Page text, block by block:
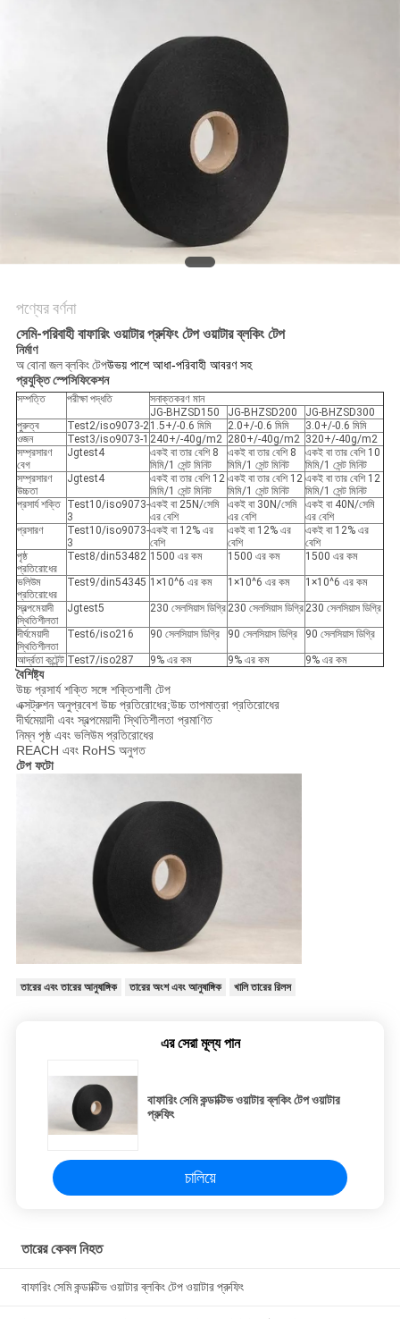
পণ্যের বর্ণনা
সেমি-পরিবাহী বাফারিং ওয়াটার প্রুফিং টেপ ওয়াটার ব্লকিং টেপ
নির্মাণ
অ বোনা জল ব্লকিং টেপউভয় পাশে আধা-পরিবাহী আবরণ সহ
প্রযুক্তি স্পেসিফিকেশন
সম্পত্তি পরীক্ষা পদ্ধতি
সনাক্তকরণ মান
JG-BHZSD150
JG-BHZSD200
JG-BHZSD300
পুরুত্ব
Test2/iso9073-21.5+/-0.6 মিমি 2.0+/-0.6 মিমি
3.0+/-0.6 মিমি
ওজন
Test3/iso9073-1 240+/-40g/m2 280+/-40g/m2 320+/-40g/m2
সম্প্রসারণ
বেগ
Jgtest4
একই বা তার বেশি 8
মিমি/1 সেন্ট মিনিট
একই বা তার বেশি 8
মিমি/1 সেন্ট মিনিট
একই বা তার বেশি 10
মিমি/1 সেন্ট মিনিট
সম্প্রসারণ
উচ্চতা
Jgtest4
একই বা তার বেশি 12
মিমি/1 সেন্ট মিনিট
একই বা তার বেশি 12
মিমি/1 সেন্ট মিনিট
একই বা তার বেশি 12
মিমি/1 সেন্ট মিনিট
প্রসার্য শক্তি Test10/iso9073-
3
একই বা 25N/সেমি
এর বেশি
একই বা 30N/সেমি
এর বেশি
একই বা 40N/সেমি
এর বেশি
প্রসারণ
Test10/iso9073-
3
একই বা 12% এর
বেশি
একই বা 12% এর
বেশি
একই বা 12% এর
বেশি
পৃষ্ঠ
প্রতিরোধের
Test8/din53482 1500 এর কম 1500 এর কম 1500 এর কম
ভলিউম
প্রতিরোধের
Test9/din54345 1×10^6 এর কম 1×10^6 এর কম 1×10^6 এর কম
স্বল্পমেয়াদী
স্থিতিশীলতা
Jgtest5 230 সেলসিয়াস ডিগ্রি 230 সেলসিয়াস ডিগ্রি 230 সেলসিয়াস ডিগ্রি
দীর্ঘমেয়াদী
স্থিতিশীলতা
Test6/iso216 90 সেলসিয়াস ডিগ্রি 90 সেলসিয়াস ডিগ্রি 90 সেলসিয়াস ডিগ্রি
আর্দ্রতা কন্টেন্ট Test7/iso287 9% এর কম 9% এর কম 9% এর কম
বৈশিষ্ট্য
উচ্চ প্রসার্য শক্তি সঙ্গে শক্তিশালী টেপ
এক্সট্রুশন অনুপ্রবেশ উচ্চ প্রতিরোধের;উচ্চ তাপমাত্রা প্রতিরোধের
দীর্ঘমেয়াদী এবং স্বল্পমেয়াদী স্থিতিশীলতা প্রমাণিত
নিম্ন পৃষ্ঠ এবং ভলিউম প্রতিরোধের
REACH এবং RoHS অনুগত
টেপ ফটো
তারের এবং তারের আনুষাঙ্গিক তারের অংশ এবং আনুষাঙ্গিক খালি তারের রিলস
এর সেরা মূল্য পান
বাফারিং সেমি কন্ডাক্টিভ ওয়াটার ব্লকিং টেপ ওয়াটার
প্রুফিং
চালিয়ে
তারের কেবল নিহত
বাফারিং সেমি কন্ডাক্টিভ ওয়াটার ব্লকিং টেপ ওয়াটার প্রুফিং